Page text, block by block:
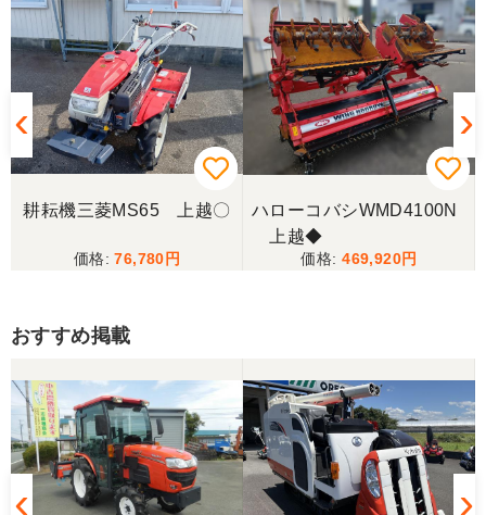
耕耘機三菱MS65 上越〇
76,780
ハローコバシWMD4100N
上越◆
469,920
おすすめ掲載